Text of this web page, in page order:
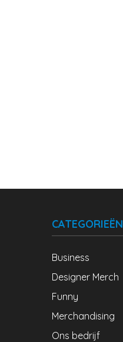
CATEGORIEËN
Business
Designer Merch
Funny
Merchandising
Ons bedrijf